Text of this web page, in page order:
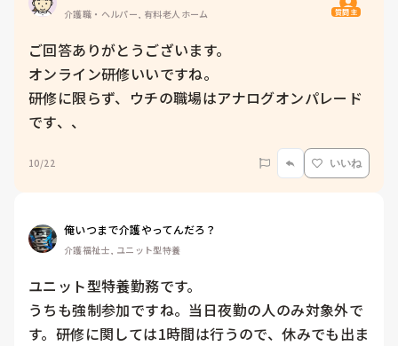
介護職・ヘルパー, 有料老人ホーム 質問主
ご回答ありがとうございます。
オンライン研修いいですね。
研修に限らず、ウチの職場はアナログオンパレード
です、、
10/22 いいね
俺いつまで介護やってんだろ？
介護福祉士, ユニット型特養
ユニット型特養勤務です。
うちも強制参加ですね。当日夜勤の人のみ対象外で
す。研修に関しては1時間は行うので、休みでも出ま